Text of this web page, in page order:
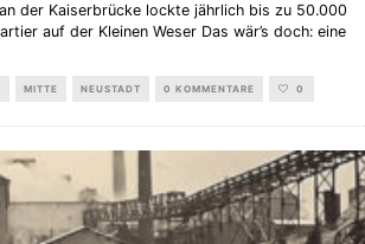
der Kaiserbrücke lockte jährlich bis zu 50.000
auf der Kleinen Weser Das wär’s doch: eine
MITTE NEUSTADT 0 KOMMENTARE 0